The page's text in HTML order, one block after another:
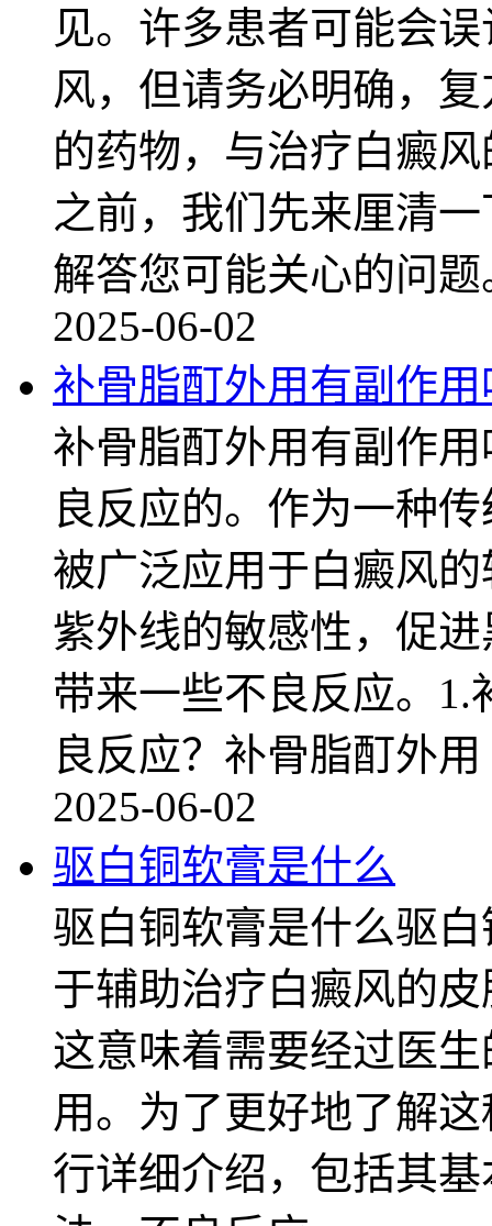
见。许多患者可能会
风，但请务必明确，
的药物，与治疗白癜
之前，我们先来厘清
解答您可能关心的问
2025-06-02
补骨脂酊外用有副作用
补骨脂酊外用有副作
良反应的。作为一种
被广泛应用于白癜风
紫外线的敏感性，促
带来一些不良反应。
良反应？补骨脂酊外用
2025-06-02
驱白铜软膏是什么
驱白铜软膏是什么驱
于辅助治疗白癜风的
这意味着需要经过医
用。为了更好地了解
行详细介绍，包括其